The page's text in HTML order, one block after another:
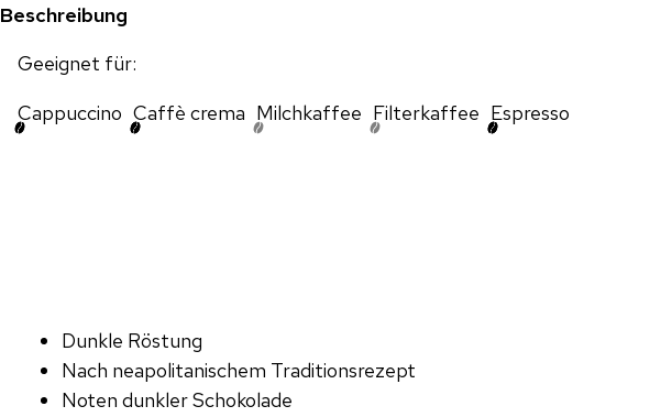
Beschreibung
Geeignet für:
Cappuccino Caffè crema Milchkaffee Filterkaffee Espresso
Dunkle Röstung
Nach neapolitanischem Traditionsrezept
Noten dunkler Schokolade